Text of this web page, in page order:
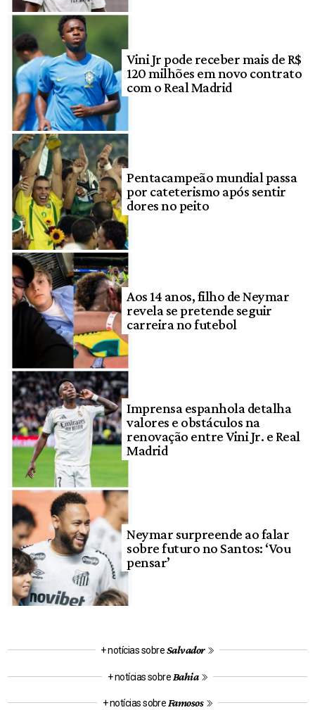
Vini Jr pode receber mais de R$
120 milhões em novo contrato
com o Real Madrid
Pentacampeão mundial passa
por cateterismo após sentir
dores no peito
Aos 14 anos, filho de Neymar
revela se pretende seguir
carreira no futebol
Imprensa espanhola detalha
valores e obstáculos na
renovação entre Vini Jr. e Real
Madrid
Neymar surpreende ao falar
sobre futuro no Santos: ‘Vou
pensar’
+ notícias sobreSalvador
+ notícias sobre Bahia
+ notícias sobre Famosos